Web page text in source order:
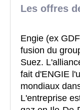
Les offres
Engie (ex
fusion du
Suez.
fait d'ENGIE
mondiaux
L'entreprise